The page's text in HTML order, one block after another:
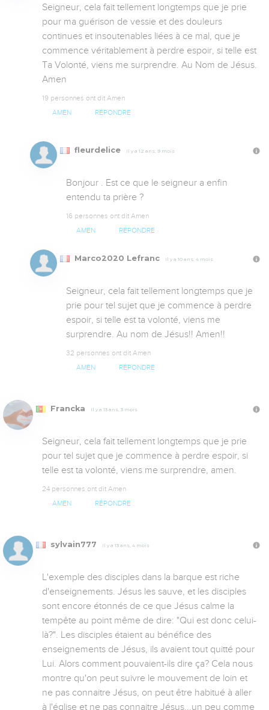
Seigneur, cela fait tellement longtemps que je prie
pour ma guérison de vessie et des douleurs
continues et insoutenables liées à ce mal, que je
commence véritablement à perdre espoir, si telle est
Ta Volonté, viens me surprendre. Au Nom de Jésus.
Amen
19 personnes ont dit Amen
AMEN RÉPONDRE
fleurdelice Il y a 12 ans, 9 mois
Bonjour . Est ce que le seigneur a enfin
entendu ta prière ?
16 personnes ont dit Amen
AMEN RÉPONDRE
Marco2020 Lefranc Il y a 10 ans, 4 mois
Seigneur, cela fait tellement longtemps que je
prie pour tel sujet que je commence à perdre
espoir, si telle est ta volonté, viens me
surprendre. Au nom de Jésus!! Amen!!
32 personnes ont dit Amen
AMEN RÉPONDRE
Francka Il y a 13 ans, 3 mois
Seigneur, cela fait tellement longtemps que je prie
pour tel sujet que je commence à perdre espoir, si
telle est ta volonté, viens me surprendre, amen.
24 personnes ont dit Amen
AMEN RÉPONDRE
sylvain777 Il y a 13 ans, 4 mois
L'exemple des disciples dans la barque est riche
d'enseignements. Jésus les sauve, et les disciples
sont encore étonnés de ce que Jésus calme la
tempête au point même de dire: "Qui est donc celui-
là?". Les disciples étaient au bénéfice des
enseignements de Jésus, ils avaient tout quitté pour
Lui. Alors comment pouvaient-ils dire ça? Cela nous
montre qu'on peut suivre le mouvement de loin et
ne pas connaitre Jésus, on peut être habitué à aller
à l'église et ne pas connaitre Jésus...un peu comme